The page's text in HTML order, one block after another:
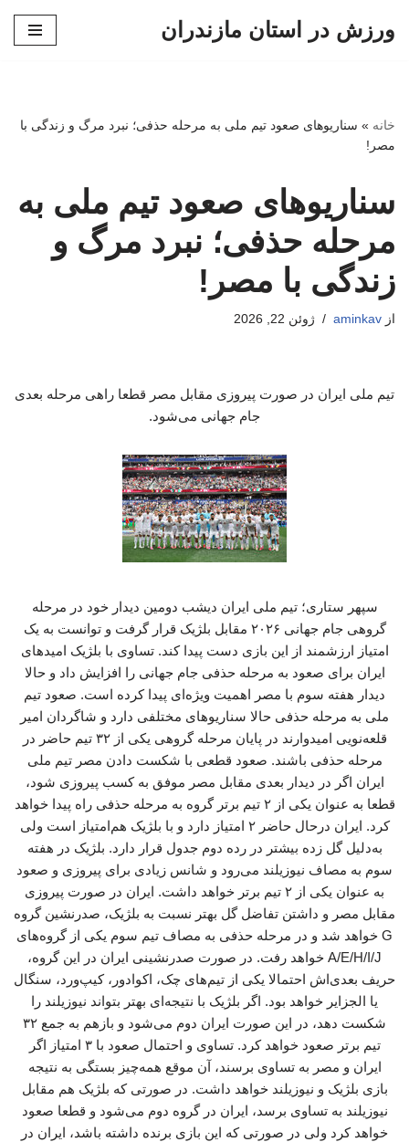
ورزش در استان مازندران
خانه » سناریوهای صعود تیم ملی به مرحله حذفی؛ نبرد مرگ و زندگی با
مصر!
سناریوهای صعود تیم ملی به
مرحله حذفی؛ نبرد مرگ و
زندگی با مصر!
از aminkav ژوئن 22, 2026
تیم ملی ایران در صورت پیروزی مقابل مصر قطعا راهی مرحله بعدی
جام جهانی می‌شود.
سپهر ستاری؛ تیم ملی ایران دیشب دومین دیدار خود در مرحله
گروهی جام جهانی ۲۰۲۶ مقابل بلژیک قرار گرفت و توانست به یک
امتیاز ارزشمند از این بازی دست پیدا کند. تساوی با بلژیک امیدهای
ایران برای صعود به مرحله حذفی جام جهانی را افزایش داد و حالا
دیدار هفته سوم با مصر اهمیت ویژه‌ای پیدا کرده است. صعود تیم
ملی به مرحله حذفی حالا سناریوهای مختلفی دارد و شاگردان امیر
قلعه‌نویی امیدوارند در پایان مرحله گروهی یکی از ۳۲ تیم حاضر در
مرحله حذفی باشند. صعود قطعی با شکست دادن مصر تیم ملی
ایران اگر در دیدار بعدی مقابل مصر موفق به کسب پیروزی شود،
قطعا به عنوان یکی از ۲ تیم برتر گروه به مرحله حذفی راه پیدا خواهد
کرد. ایران درحال حاضر ۲ امتیاز دارد و با بلژیک هم‌امتیاز است ولی
به‌دلیل گل زده بیشتر در رده دوم جدول قرار دارد. بلژیک در هفته
سوم به مصاف نیوزیلند می‌رود و شانس زیادی برای پیروزی و صعود
به عنوان یکی از ۲ تیم برتر خواهد داشت. ایران در صورت پیروزی
مقابل مصر و داشتن تفاضل گل بهتر نسبت به بلژیک، صدرنشین گروه
G خواهد شد و در مرحله حذفی به مصاف تیم سوم یکی از گروه‌های
A/E/H/I/J خواهد رفت. در صورت صدرنشینی ایران در این گروه،
حریف بعدی‌اش احتمالا یکی از تیم‌های چک، اکوادور، کیپ‌ورد، سنگال
یا الجزایر خواهد بود. اگر بلژیک با نتیجه‌ای بهتر بتواند نیوزیلند را
شکست دهد، در این صورت ایران دوم می‌شود و بازهم به جمع ۳۲
تیم برتر صعود خواهد کرد. تساوی و احتمال صعود با ۳ امتیاز اگر
ایران و مصر به تساوی برسند، آن موقع همه‌چیز بستگی به نتیجه
بازی بلژیک و نیوزیلند خواهد داشت. در صورتی که بلژیک هم مقابل
نیوزیلند به تساوی برسد، ایران در گروه دوم می‌شود و قطعا صعود
خواهد کرد ولی در صورتی که این بازی برنده داشته باشد، ایران در